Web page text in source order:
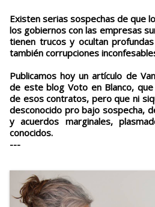
Existen serias sospechas de que
los gobiernos con las empresas
tienen trucos y ocultan
también corrupciones
Publicamos hoy un artículo de
de este blog Voto en Blanco,
de esos contratos, pero que ni
desconocido pro bajo sospecha,
y acuerdos marginales,
conocidos.
---